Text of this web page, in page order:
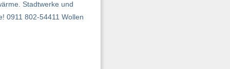
Stadtwerke und
0911 802-54411 Wollen